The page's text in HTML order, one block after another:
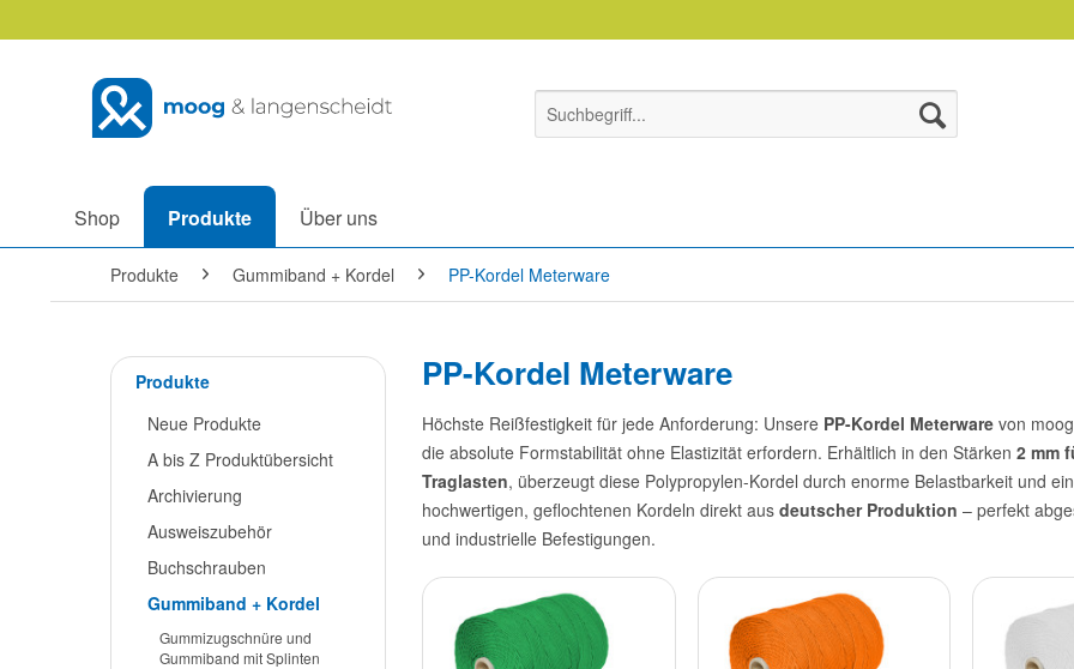
Shop Produkte Über uns
Produkte Gummiband + Kordel PP-Kordel Meterware
Produkte
Neue Produkte
A bis Z Produktübersicht
Archivierung
Ausweiszubehör
Buchschrauben
Gummiband + Kordel
Gummizugschnüre und
Gummiband mit Splinten
PP-Kordel Meterware
Höchste Reißfestigkeit für jede Anforderung: Unsere PP-Kordel Meterware von
die absolute Formstabilität ohne Elastizität erfordern. Erhältlich in den Stärken 2 mm
Traglasten, überzeugt diese Polypropylen-Kordel durch enorme Belastbarkeit und
hochwertigen, geflochtenen Kordeln direkt aus deutscher Produktion – perfekt
und industrielle Befestigungen.